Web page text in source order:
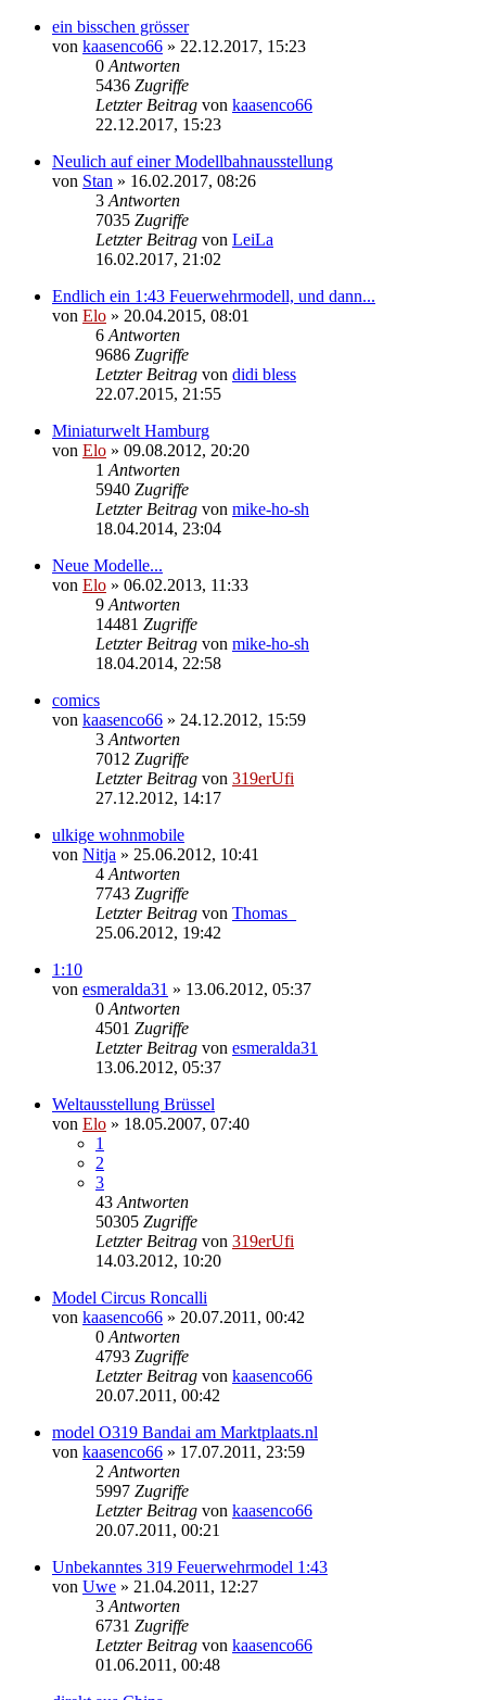
ein bisschen grösser
von kaasenco66 » 22.12.2017, 15:23
0 Antworten
5436 Zugriffe
Letzter Beitrag von kaasenco66
22.12.2017, 15:23
Neulich auf einer Modellbahnausstellung
von Stan » 16.02.2017, 08:26
3 Antworten
7035 Zugriffe
Letzter Beitrag von LeiLa
16.02.2017, 21:02
Endlich ein 1:43 Feuerwehrmodell, und dann...
von Elo » 20.04.2015, 08:01
6 Antworten
9686 Zugriffe
Letzter Beitrag von didi bless
22.07.2015, 21:55
Miniaturwelt Hamburg
von Elo » 09.08.2012, 20:20
1 Antworten
5940 Zugriffe
Letzter Beitrag von mike-ho-sh
18.04.2014, 23:04
Neue Modelle...
von Elo » 06.02.2013, 11:33
9 Antworten
14481 Zugriffe
Letzter Beitrag von mike-ho-sh
18.04.2014, 22:58
comics
von kaasenco66 » 24.12.2012, 15:59
3 Antworten
7012 Zugriffe
Letzter Beitrag von 319erUfi
27.12.2012, 14:17
ulkige wohnmobile
von Nitja » 25.06.2012, 10:41
4 Antworten
7743 Zugriffe
Letzter Beitrag von Thomas_
25.06.2012, 19:42
1:10
von esmeralda31 » 13.06.2012, 05:37
0 Antworten
4501 Zugriffe
Letzter Beitrag von esmeralda31
13.06.2012, 05:37
Weltausstellung Brüssel
von Elo » 18.05.2007, 07:40
1
2
3
43 Antworten
50305 Zugriffe
Letzter Beitrag von 319erUfi
14.03.2012, 10:20
Model Circus Roncalli
von kaasenco66 » 20.07.2011, 00:42
0 Antworten
4793 Zugriffe
Letzter Beitrag von kaasenco66
20.07.2011, 00:42
model O319 Bandai am Marktplaats.nl
von kaasenco66 » 17.07.2011, 23:59
2 Antworten
5997 Zugriffe
Letzter Beitrag von kaasenco66
20.07.2011, 00:21
Unbekanntes 319 Feuerwehrmodel 1:43
von Uwe » 21.04.2011, 12:27
3 Antworten
6731 Zugriffe
Letzter Beitrag von kaasenco66
01.06.2011, 00:48